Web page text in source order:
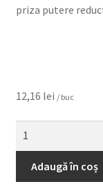
Contact
priza putere
12,16 lei / buc
Adaugă în coș